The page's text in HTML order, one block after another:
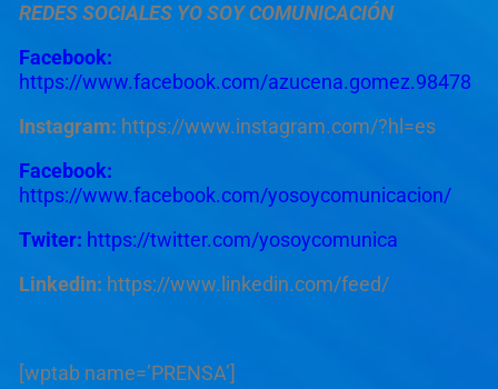
REDES SOCIALES YO SOY COMUNICACIÓN
Facebook:
https://www.facebook.com/azucena.gomez.98478
Instagram: https://www.instagram.com/?hl=es
Facebook:
https://www.facebook.com/yosoycomunicacion/
Twiter: https://twitter.com/yosoycomunica
Linkedin: https://www.linkedin.com/feed/
[wptab name=’PRENSA’]